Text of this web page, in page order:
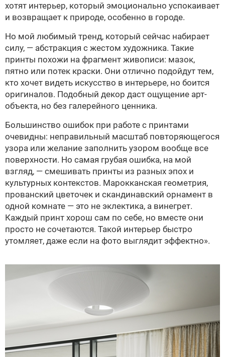
хотят интерьер, который эмоционально успокаивает
и возвращает к природе, особенно в городе.
Но мой любимый тренд, который сейчас набирает
силу, — абстракция с жестом художника. Такие
принты похожи на фрагмент живописи: мазок,
пятно или потек краски. Они отлично подойдут тем,
кто хочет видеть искусство в интерьере, но боится
оригиналов. Подобный декор даст ощущение арт-
объекта, но без галерейного ценника.
Большинство ошибок при работе с принтами
очевидны: неправильный масштаб повторяющегося
узора или желание заполнить узором вообще все
поверхности. Но самая грубая ошибка, на мой
взгляд, — смешивать принты из разных эпох и
культурных контекстов. Марокканская геометрия,
прованский цветочек и скандинавский орнамент в
одной комнате — это не эклектика, а винегрет.
Каждый принт хорош сам по себе, но вместе они
просто не сочетаются. Такой интерьер быстро
утомляет, даже если на фото выглядит эффектно».